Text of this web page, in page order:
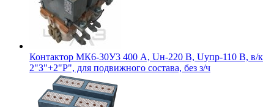
Контактор МК6-30У3 400 А, Uн-220 В, Uупр-110 В, в/к
2"З"+2"Р", для подвижного состава, без з/ч